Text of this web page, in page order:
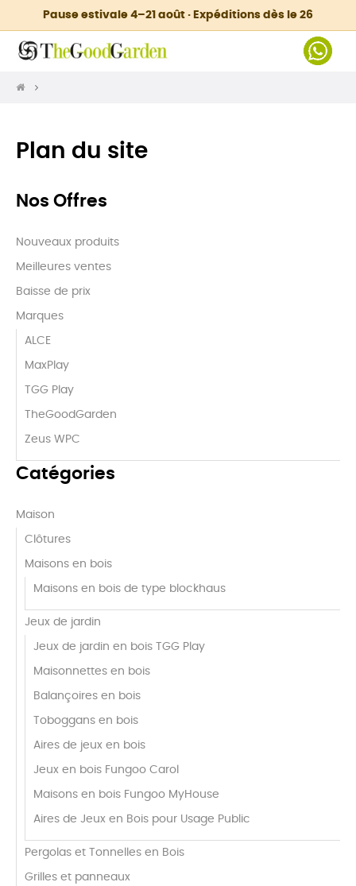
Pause estivale 4–21 août · Expéditions dès le 26
Plan du site
Nos Offres
Nouveaux produits
Meilleures ventes
Baisse de prix
Marques
ALCE
MaxPlay
TGG Play
TheGoodGarden
Zeus WPC
Catégories
Maison
Clôtures
Maisons en bois
Maisons en bois de type blockhaus
Jeux de jardin
Jeux de jardin en bois TGG Play
Maisonnettes en bois
Balançoires en bois
Toboggans en bois
Aires de jeux en bois
Jeux en bois Fungoo Carol
Maisons en bois Fungoo MyHouse
Aires de Jeux en Bois pour Usage Public
Pergolas et Tonnelles en Bois
Grilles et panneaux